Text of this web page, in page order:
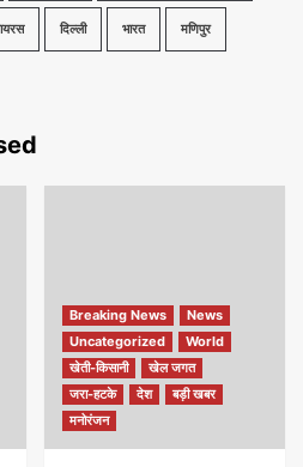
दिल्ली भारत मणिपुर
Breaking News
News
Uncategorized
World
खेती-किसानी
खेल जगत
जरा-हटके
देश
बड़ी खबर
मनोरंजन